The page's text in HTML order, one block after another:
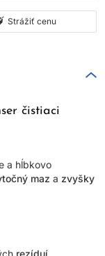
Strážiť cenu
čistiaci
a hĺbkovo
maz a zvyšky
rezíduí